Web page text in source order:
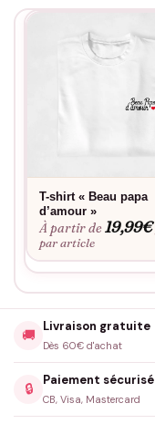
T-shirt « Beau papa
d’amour »
À partir de19,99€
par article
🚚
Livraison gratuite
Dès 60€ d'achat
🔒
Paiement sécurisé
CB, Visa, Mastercard